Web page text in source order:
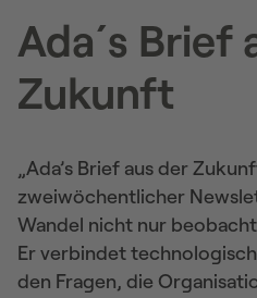
Ada´s Brief
Zukunft
„Ada’s Brief aus der
zweiwöchentlicher
Wandel nicht nur
Er verbindet
den Fragen, die